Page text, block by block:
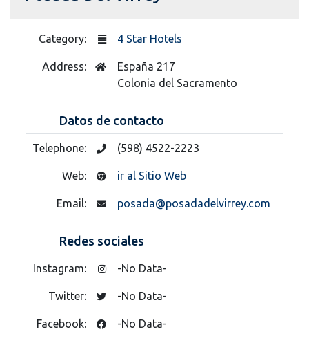
Category: 4 Star Hotels
Address:
España 217
Colonia del Sacramento
Datos de contacto
Telephone: (598) 4522-2223
Web: ir al Sitio Web
Email: posada@posadadelvirrey.com
Redes sociales
Instagram: -No Data-
Twitter: -No Data-
Facebook: -No Data-